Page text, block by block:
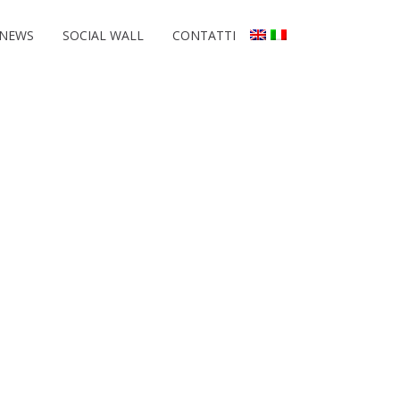
NEWS SOCIAL WALL CONTATTI